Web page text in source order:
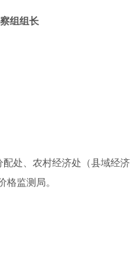
组组长
处、农村经济处（县域经
监测局。